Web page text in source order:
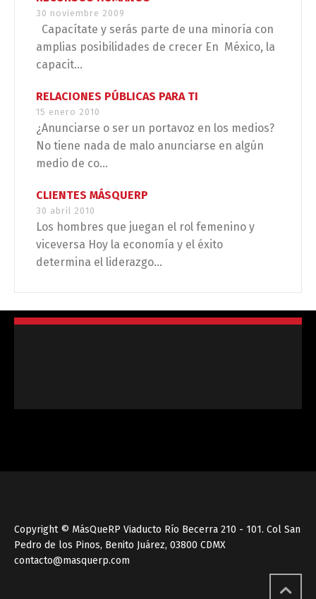
30 noviembre 2009
Capacítate y serás parte de una minoría con
amplias posibilidades de crecer En México, la
capacit...
RELACIONES PÚBLICAS PARA TI
15 enero 2010
¿Anunciarse o ser un portavoz en los medios?
No tiene nada de malo anunciarse en algún
medio de co...
CLIENTES MÁSQUERP
30 abril 2010
Los hombres que juegan el rol femenino y
viceversa Hoy la economía y el éxito
determina el liderazgo...
Copyright © MásQueRP Viaducto Río Becerra 210 - 101. Col San
Pedro de los Pinos, Benito Juárez, 03800 CDMX
contacto@masquerp.com